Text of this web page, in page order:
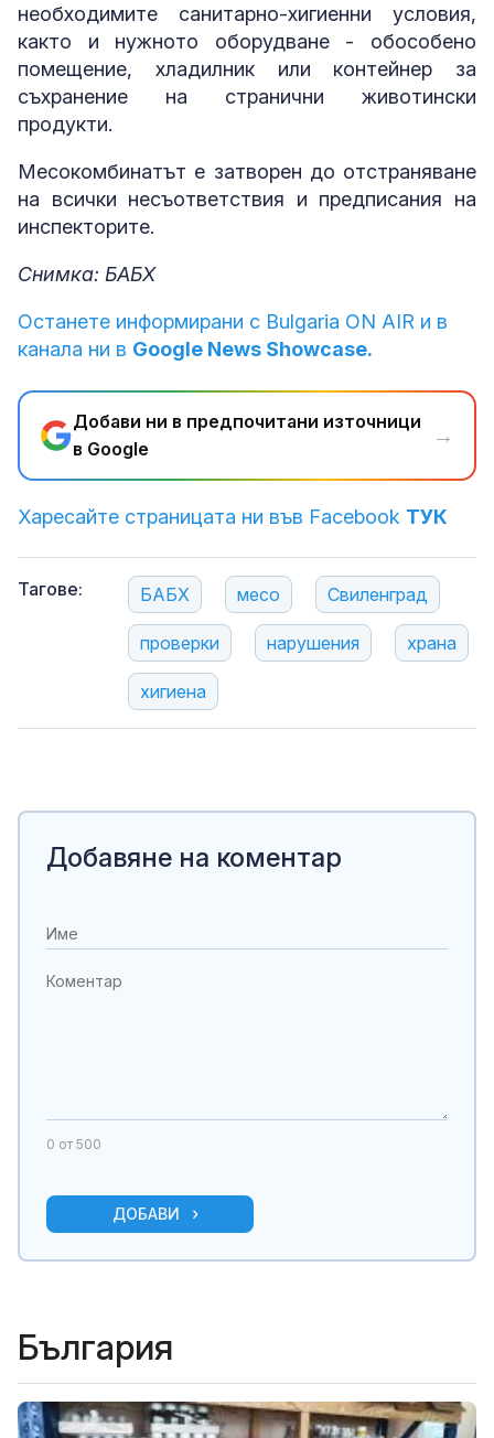
необходимите санитарно-хигиенни условия,
както и нужното оборудване - обособено
помещение, хладилник или контейнер за
съхранение на странични животински
продукти.
Месокомбинатът е затворен до отстраняване
на всички несъответствия и предписания на
инспекторите.
Снимка: БАБХ
Останете информирани с Bulgaria ON AIR и в
канала ни в Google News Showcase.
Добави ни в предпочитани източници
в Google
→
Харесайте страницата ни във Facebook ТУК
Тагове: БАБХ месо Свиленград
проверки нарушения храна
хигиена
Добавяне на коментар
0 от 500
ДОБАВИ
България